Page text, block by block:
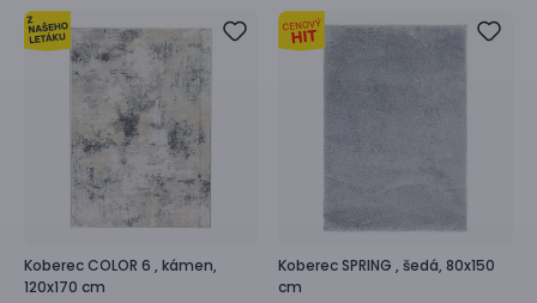
KoberecCOLOR 6 , kámen,
120x170 cm
KoberecSPRING , šedá, 80x150
cm